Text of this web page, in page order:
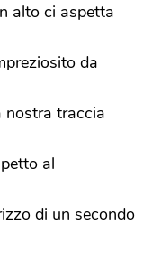
alto ci aspetta
da
traccia
al
di un secondo